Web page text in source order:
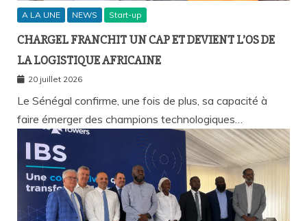
A LA UNE NEWS Start-up
CHARGEL FRANCHIT UN CAP ET DEVIENT L’OS DE
LA LOGISTIQUE AFRICAINE
20 juillet 2026
Le Sénégal confirme, une fois de plus, sa capacité à
faire émerger des champions technologiques…